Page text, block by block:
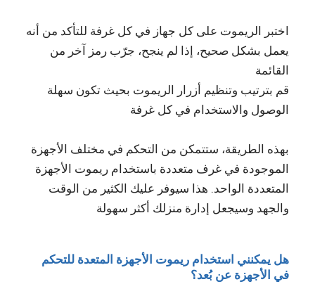
اختبر الريموت على كل جهاز في كل غرفة للتأكد من أنه
يعمل بشكل صحيح، إذا لم ينجح، جرّب رمز آخر من
القائمة
قم بترتيب وتنظيم أزرار الريموت بحيث تكون سهلة
الوصول والاستخدام في كل غرفة
بهذه الطريقة، ستتمكن من التحكم في مختلف الأجهزة
الموجودة في غرف متعددة باستخدام ريموت الأجهزة
المتعددة الواحد. هذا سيوفر عليك الكثير من الوقت
والجهد وسيجعل إدارة منزلك أكثر سهولة
هل يمكنني استخدام ريموت الأجهزة المتعدة للتحكم
في الأجهزة عن بُعد؟